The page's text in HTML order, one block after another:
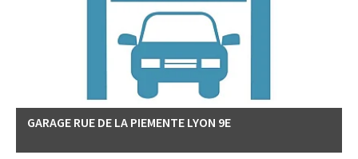
GARAGE RUE DE LA PIEMENTE LYON 9E